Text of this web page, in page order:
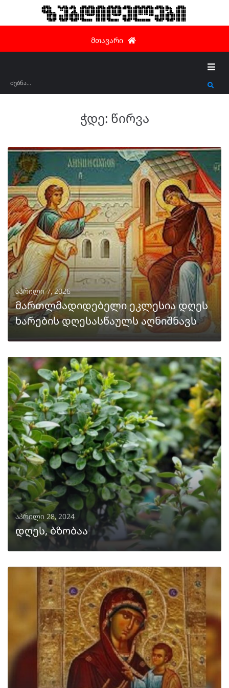
ზუგდიდელები
მთავარი
ჭდე: წირვა
აპრილი 7, 2026
მართლმადიდებელი ეკლესია დღეს
ხარების დღესასწაულს აღნიშნავს
ᲒᲐᲒᲠᲫᲔᲚᲔᲑᲐ
აპრილი 28, 2024
დღეს, ბზობაა
ᲒᲐᲒᲠᲫᲔᲚᲔᲑᲐ